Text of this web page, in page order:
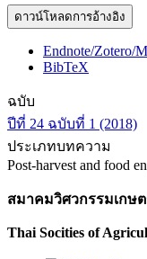
ดาวน์โหลดการอ้างอิง
Endnote/Zotero/
BibTeX
ฉบับ
ปีที่ 24 ฉบับที่ 1 (2018)
ประเภทบทความ
Post-harvest and food
สมาคมวิศวกรรมเกษ
Thai Socities of